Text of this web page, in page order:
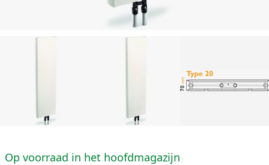
Op voorraad in het hoofdmagazijn